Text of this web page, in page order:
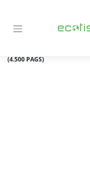
(4.500 PÁGS)